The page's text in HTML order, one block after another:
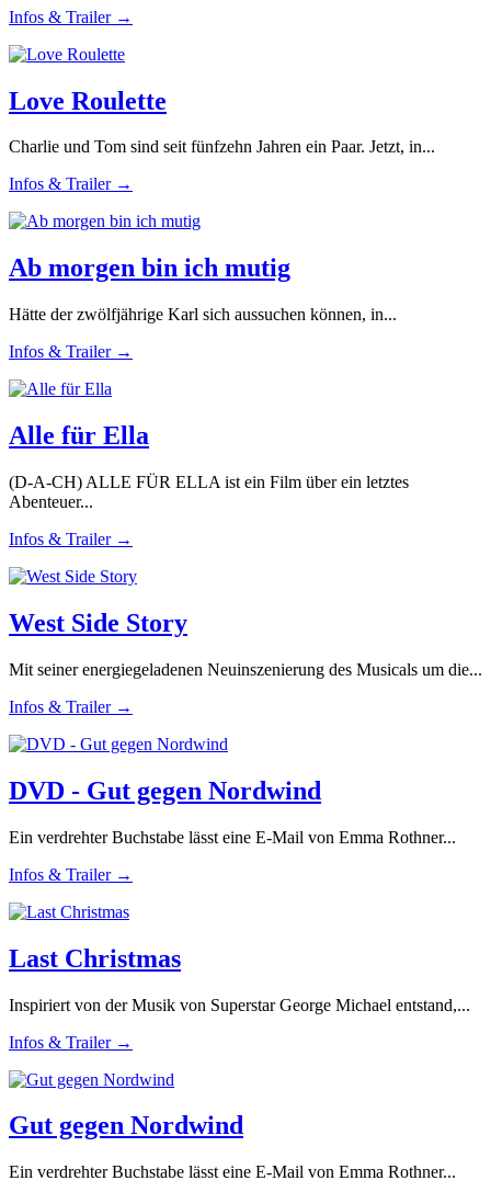
Infos & Trailer →
Love Roulette
Charlie und Tom sind seit fünfzehn Jahren ein Paar. Jetzt, in...
Infos & Trailer →
Ab morgen bin ich mutig
Hätte der zwölfjährige Karl sich aussuchen können, in...
Infos & Trailer →
Alle für Ella
(D-A-CH) ALLE FÜR ELLA ist ein Film über ein letztes
Abenteuer...
Infos & Trailer →
West Side Story
Mit seiner energiegeladenen Neuinszenierung des Musicals um die...
Infos & Trailer →
DVD - Gut gegen Nordwind
Ein verdrehter Buchstabe lässt eine E-Mail von Emma Rothner...
Infos & Trailer →
Last Christmas
Inspiriert von der Musik von Superstar George Michael entstand,...
Infos & Trailer →
Gut gegen Nordwind
Ein verdrehter Buchstabe lässt eine E-Mail von Emma Rothner...